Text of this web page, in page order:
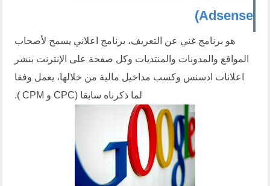
Adsense)
هو برنامج غني عن التعريف، برنامج اعلاني يسمح لأصحاب
المواقع والمدونات والمنتديات وكل صفحة على الإنترنت بنشر
اعلانات ادسنس وكسب مداخيل مالية من خلالها، يعمل وفقا
لما ذكرناه سابقا (CPC و CPM ).